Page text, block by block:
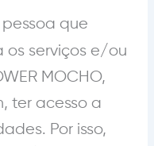
que
os serviços e/ou
MOCHO,
ter acesso a
Por isso,